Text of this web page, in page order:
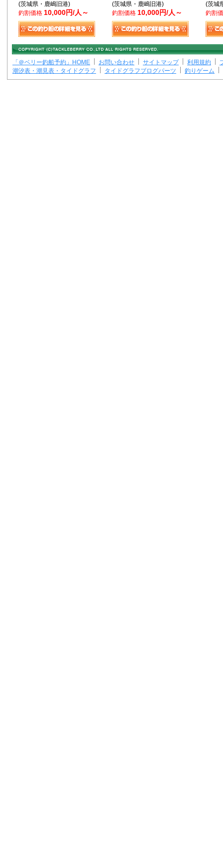
(茨城県・鹿嶋旧港)
釣割価格 10,000円/人～
(茨城県・鹿嶋旧港)
釣割価格 10,000円/人～
(茨城
釣割
「＠ベリー釣船予約」HOME お問い合わせ サイトマップ 利用規約
潮汐表・潮見表・タイドグラフ
タイドグラフブログパーツ 釣りゲーム